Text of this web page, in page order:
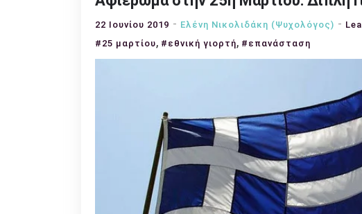
22 Ιουνίου 2019 Ελένη Νικολιδάκη (Ψυχολόγος)
#25 μαρτίου, #εθνική γιορτή, #επανάσταση